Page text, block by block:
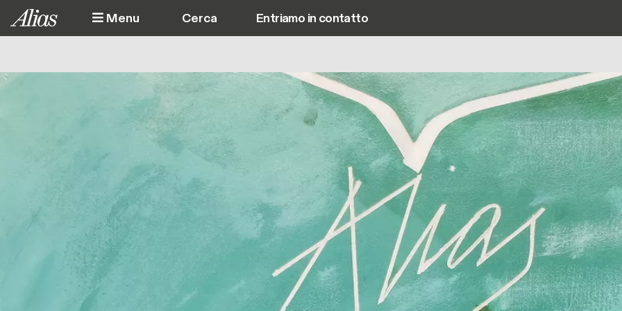
Salta al contenuto principale
Menu Main navigation
Entriamo in contatto